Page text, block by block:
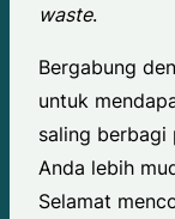
waste.
Bergabung
untuk
saling berbagi
Anda lebih
Selamat